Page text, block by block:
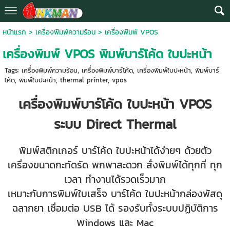
หน้าแรก > เครื่องพิมพ์ความร้อน> เครื่องพิมพ์ VPOS
เครื่องพิมพ์ VPOS พิมพ์บาร์โค้ด ใบปะหน้า
Tags: เครื่องพิมพ์ความร้อน, เครื่องพิมพ์บาร์โค้ด, เครื่องพิมพ์ใบปะหน้า, พิมพ์บาร์
โค้ด, พิมพ์ใบปะหน้า, thermal printer, vpos
เครื่องพิมพ์บาร์โค้ด ใบปะหน้า VPOS
ระบบ Direct Thermal
พิมพ์สติกเกอร์ บาร์โค้ด ใบปะหน้าได้ง่ายๆ ด้วยตัว
เครื่องขนาดกะทัดรัด พกพาสะดวก สั่งพิมพ์ได้ทุกที่ ทุก
เวลา ทำงานได้รวดเร็วมาก
เหมาะกับการพิมพ์ใบเสร็จ บาร์โค้ด ใบปะหน้ากล่องพัสดุ
ฉลากยา เชื่อมต่อ USB ได้ รองรับทั้งระบบปฏิบัติการ
Windows และ Mac